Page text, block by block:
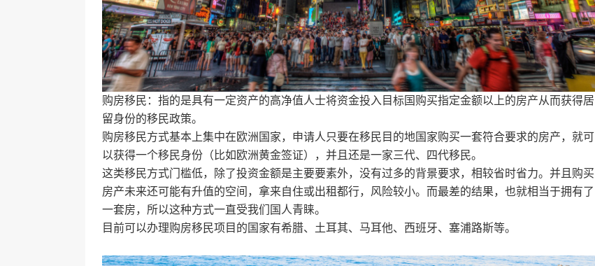
购房移民：指的是具有一定资产的高净值人士将资金投入目标国购买指定金额以上的房产从而获得居
留身份的移民政策。
购房移民方式基本上集中在欧洲国家，申请人只要在移民目的地国家购买一套符合要求的房产，就可
以获得一个移民身份（比如欧洲黄金签证），并且还是一家三代、四代移民。
这类移民方式门槛低，除了投资金额是主要要素外，没有过多的背景要求，相较省时省力。并且购买
房产未来还可能有升值的空间，拿来自住或出租都行，风险较小。而最差的结果，也就相当于拥有了
一套房，所以这种方式一直受我们国人青睐。
目前可以办理购房移民项目的国家有希腊、土耳其、马耳他、西班牙、塞浦路斯等。